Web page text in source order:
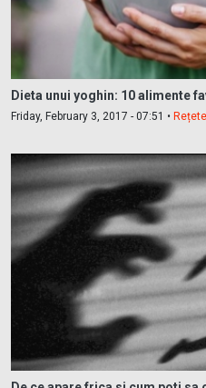
Dieta unui yoghin: 10 alimente
Friday, February 3, 2017 - 07:51 •